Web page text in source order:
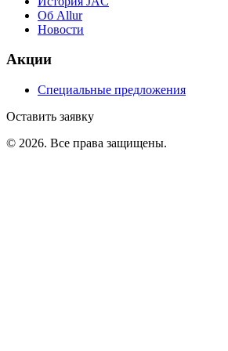
Об Allur
Новости
Акции
Специальные предложения
Оставить заявку
© 2026. Все права защищены.